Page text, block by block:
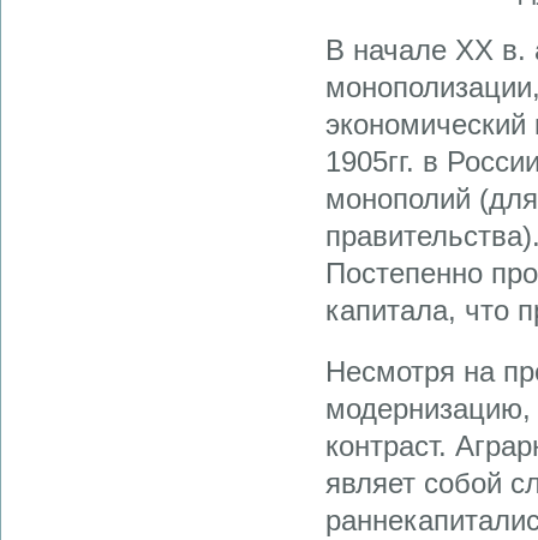
В начале ХХ в.
экономический
1905гг. в
монополий
Постепенно
капитала, что
Несмотря на
модернизацию,
контраст.
являет собой